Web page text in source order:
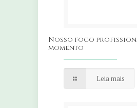
Nosso foco
momento
Leia mais